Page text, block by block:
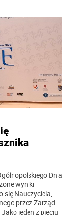
Dnia
wyniki
Nauczyciela,
przez Zarząd
jeden z pięciu